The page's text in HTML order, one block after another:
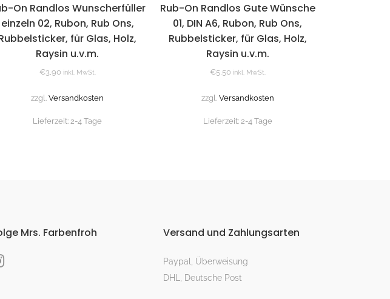
On Randlos Wunscherfüller
einzeln 02, Rubon, Rub Ons,
für Glas, Holz,
Raysin u.v.m.
€3,90 inkl. MwSt.
zzgl.Versandkosten
Lieferzeit: 2-4 Tage
Rub-On Randlos Gute Wünsche
01, DIN A6, Rubon, Rub Ons,
Rubbelsticker, für Glas, Holz,
Raysin u.v.m.
€5,50 inkl. MwSt.
zzgl. Versandkosten
Lieferzeit: 2-4 Tage
Mrs. Farbenfroh Versand und Zahlungsarten
Paypal, Überweisung
DHL, Deutsche Post